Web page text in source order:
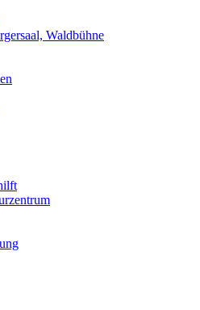
Waldbühne